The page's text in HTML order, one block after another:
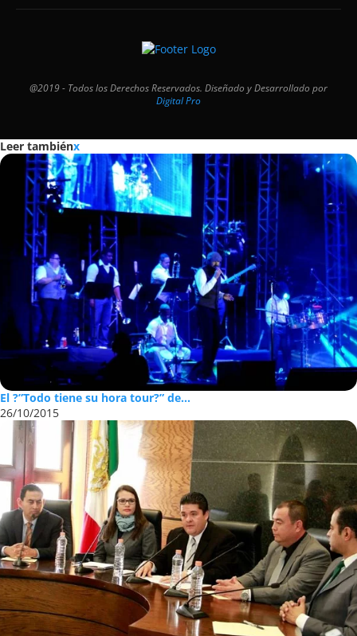
@2019 - Todos los Derechos Reservados. Diseñado y Desarrollado por
Digital Pro
Leer tambiénx
El ?”Todo tiene su hora tour?” de...
26/10/2015